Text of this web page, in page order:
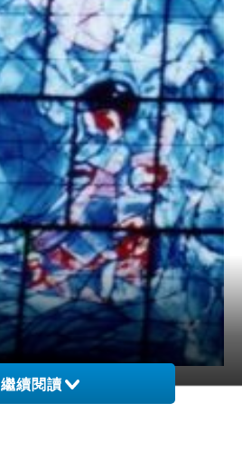
繼續閱讀